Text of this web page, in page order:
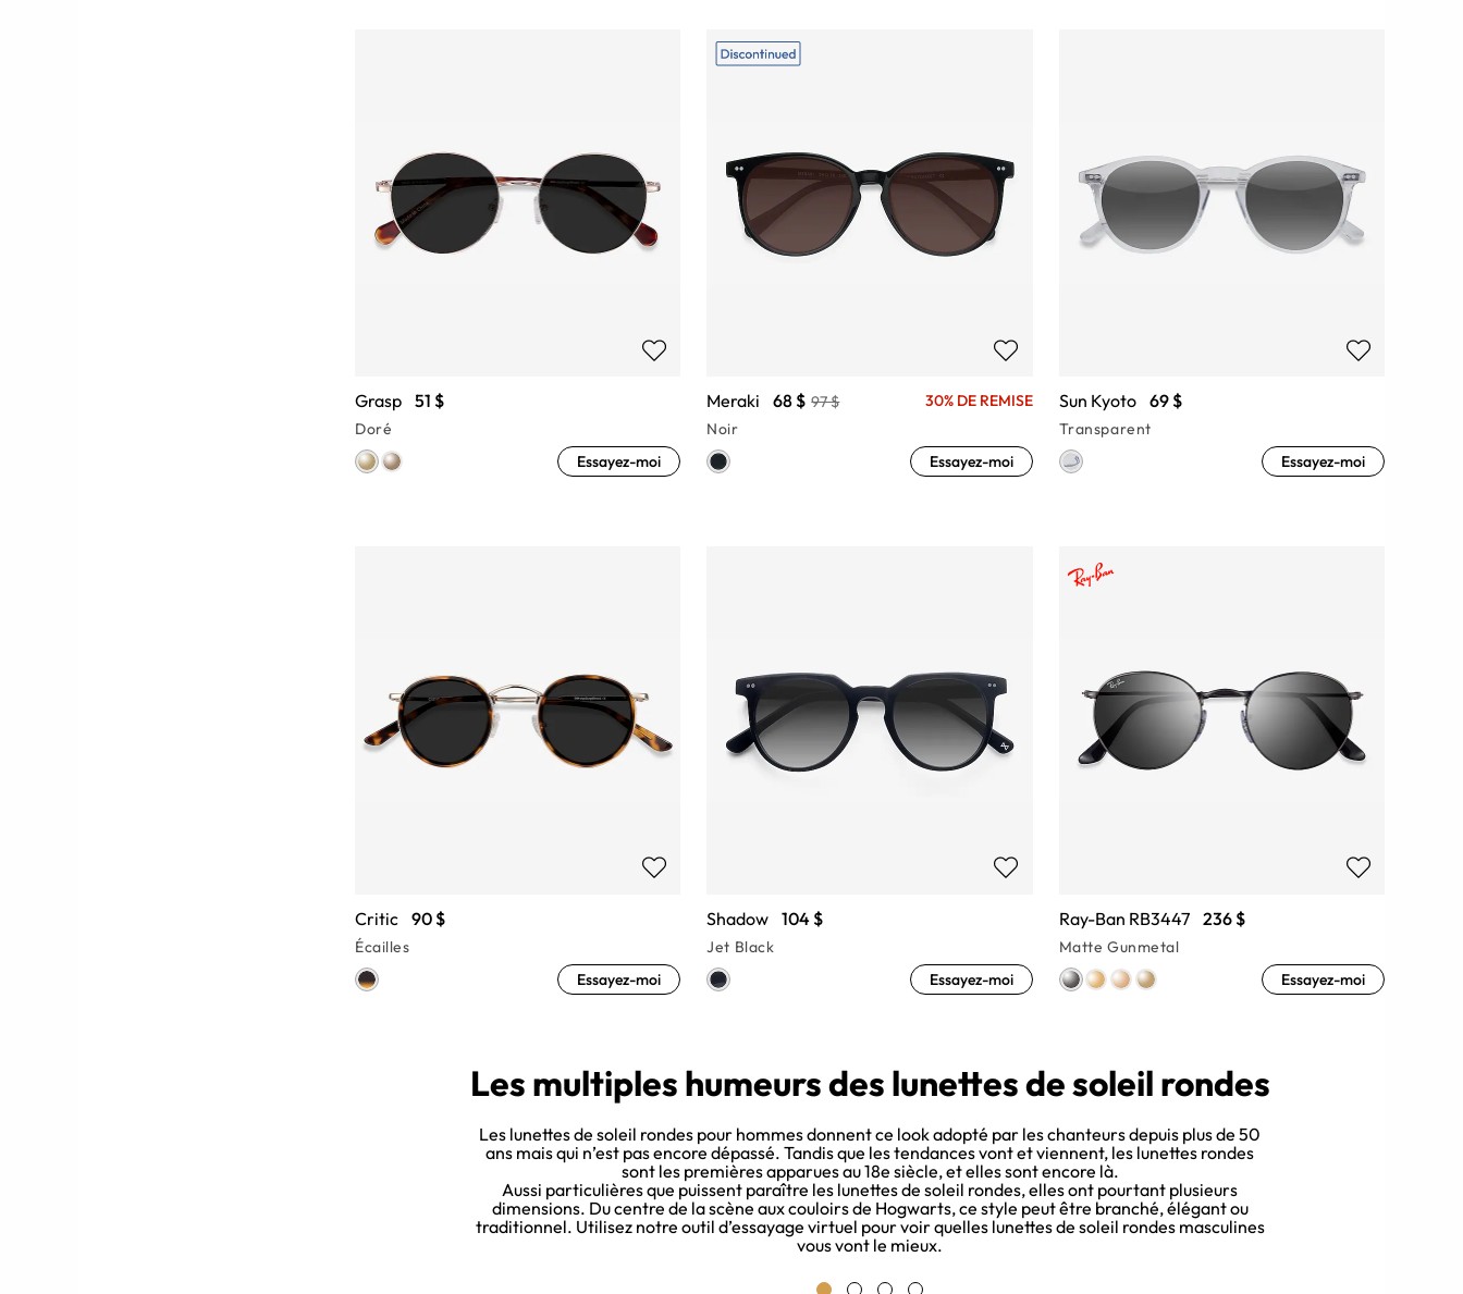
Grasp 51 $
Doré
Essayez-moi
Meraki 68 $ 97 $
30% DE REMISE
Noir
Essayez-moi
Sun Kyoto 69 $
Transparent
Essayez-moi
Critic 90 $
Écailles
Essayez-moi
Shadow 104 $
Jet Black
Essayez-moi
Ray-Ban RB3447 236 $
Matte Gunmetal
Essayez-moi
Les multiples humeurs des lunettes de soleil rondes
Les lunettes de soleil rondes pour hommes donnent ce look adopté par les chanteurs depuis plus de 50
ans mais qui n’est pas encore dépassé. Tandis que les tendances vont et viennent, les lunettes rondes
sont les premières apparues au 18e siècle, et elles sont encore là.
Aussi particulières que puissent paraître les lunettes de soleil rondes, elles ont pourtant plusieurs
dimensions. Du centre de la scène aux couloirs de Hogwarts, ce style peut être branché, élégant ou
traditionnel. Utilisez notre outil d’essayage virtuel pour voir quelles lunettes de soleil rondes masculines
vous vont le mieux.